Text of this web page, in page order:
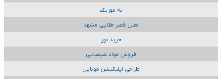
به موزیک
هتل قصر طلایی مشهد
خرید تور
فروش مواد شیمیایی
طراحی اپلیکیشن موبایل